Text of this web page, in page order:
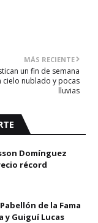
MÁS RECIENTE
un fin de semana
cielo nublado y pocas
lluvias
Domínguez
récord
de la Fama
y Guiguí Lucas